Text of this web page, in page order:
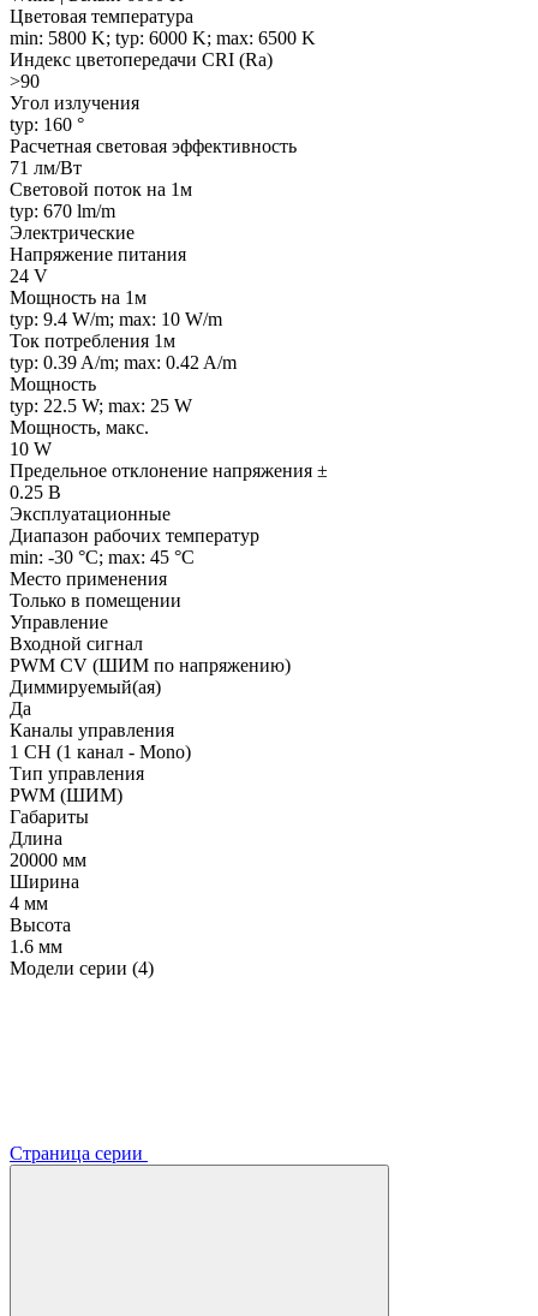
Цветовая температура
min: 5800 K; typ: 6000 K; max: 6500 K
Индекс цветопередачи CRI (Ra)
>90
Угол излучения
typ: 160 °
Расчетная световая эффективность
71 лм/Вт
Световой поток на 1м
typ: 670 lm/m
Электрические
Напряжение питания
24 V
Мощность на 1м
typ: 9.4 W/m; max: 10 W/m
Ток потребления 1м
typ: 0.39 A/m; max: 0.42 A/m
Мощность
typ: 22.5 W; max: 25 W
Мощность, макс.
10 W
Предельное отклонение напряжения ±
0.25 В
Эксплуатационные
Диапазон рабочих температур
min: -30 °C; max: 45 °C
Место применения
Только в помещении
Управление
Входной сигнал
PWM СV (ШИМ по напряжению)
Диммируемый(ая)
Да
Каналы управления
1 CH (1 канал - Mono)
Тип управления
PWM (ШИМ)
Габариты
Длина
20000 мм
Ширина
4 мм
Высота
1.6 мм
Модели серии (4)
Страница серии